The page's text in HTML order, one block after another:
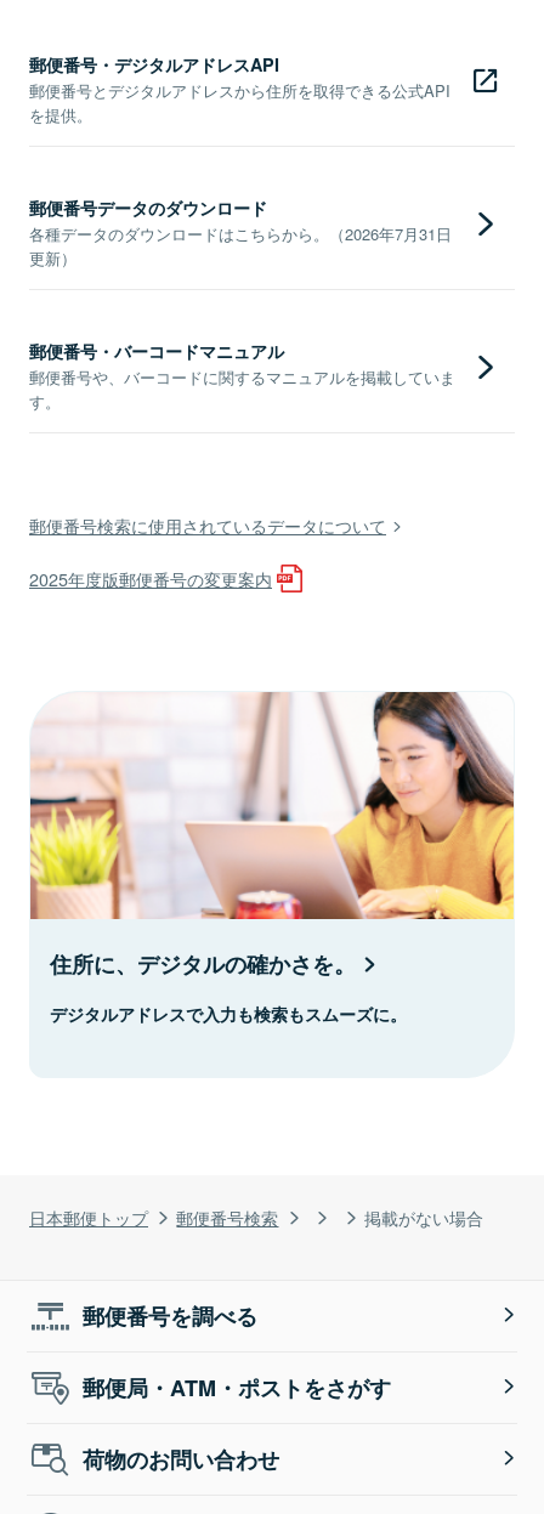
日本郵便トップ 郵便番号検索 掲載がない場合
郵便番号・デジタルアドレスAPI
郵便番号とデジタルアドレスから住所を取得できる公式API
を提供。
郵便番号データのダウンロード
各種データのダウンロードはこちらから。（2026年7月31日
更新）
郵便番号・バーコードマニュアル
郵便番号や、バーコードに関するマニュアルを掲載していま
す。
郵便番号検索に使用されているデータについて
2025年度版郵便番号の変更案内
住所に、デジタルの確かさを。
デジタルアドレスで入力も検索もスムーズに。
郵便番号を調べる
郵便局・ATM・ポストをさがす
荷物のお問い合わせ